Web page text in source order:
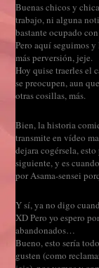
Buenas chicos y
trabajo, ni alguna
bastante ocupado
Pero aquí seguimos y
más perversión, jeje.
Hoy quise traerles el
se preocupen, aun
otras cosillas, más.
Bien, la historia
transmite en vídeo
dejara cogérsela,
siguiente, y es
por Asama-sensei
Y sí, ya no digo
XD Pero yo espero
abandonados…
Bueno, esto sería
gusten (como